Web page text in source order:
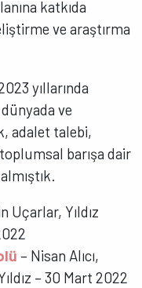
katkıda
ve araştırma
yıllarında
ve
adalet talebi,
barışa dair
Uçarlar, Yıldız
– Nisan Alıcı,
– 30 Mart 2022